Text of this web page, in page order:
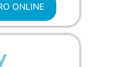
ONLINE